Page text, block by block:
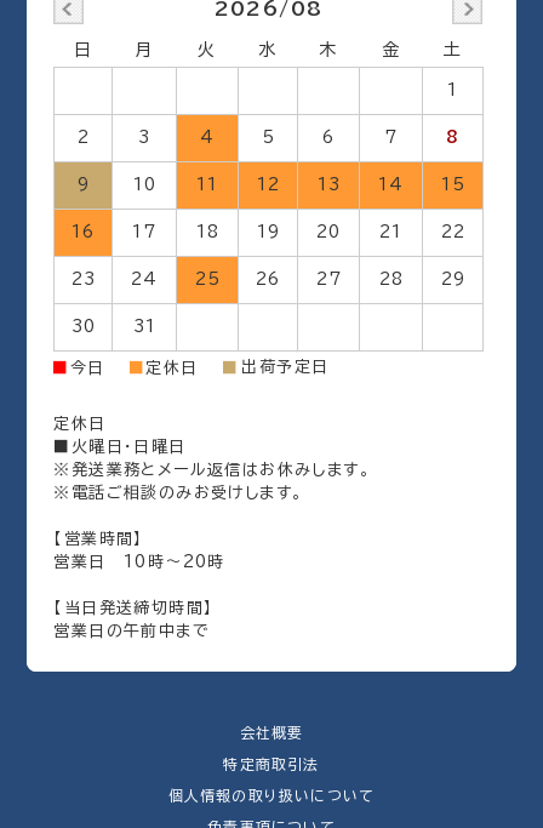
2026/08
日 月 火 水 木 金 土
1
2 3 4 5 6 7 8
9 10 11 12 13 14 15
16 17 18 19 20 21 22
23 24 25 26 27 28 29
30 31
今日 定休日 出荷予定日
定休日
■火曜日・日曜日
※発送業務とメール返信はお休みします。
※電話ご相談のみお受けします。
【営業時間】
営業日 10時～20時
【当日発送締切時間】
営業日の午前中まで
会社概要
特定商取引法
個人情報の取り扱いについて